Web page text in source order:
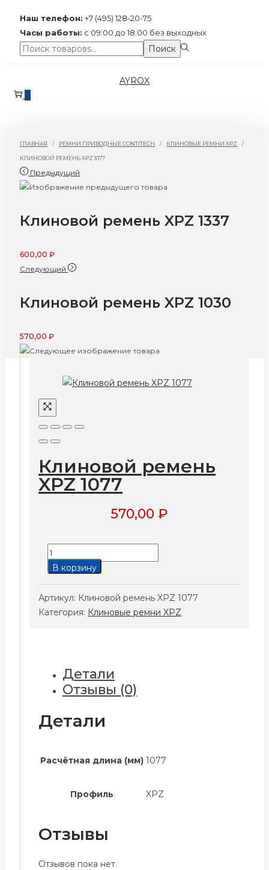
Наш телефон: +7 (495) 128-20-75
Часы работы: с 09:00 до 18:00 без выходных
Поиск:>
Поиск
к
к
AYROX
0
ГЛАВНАЯ / РЕМНИ ПРИВОДНЫЕ CONTITECH / КЛИНОВЫЕ РЕМНИ XPZ /
КЛИНОВОЙ РЕМЕНЬ XPZ 1077
Предыдущий
Клиновой ремень XPZ 1337
600,00 ₽
Следующий
Клиновой ремень XPZ 1030
570,00 ₽
Клиновой ремень
XPZ 1077
570,00 ₽
Количество
товара
ремень
XPZ
В корзину
Артикул: Клиновой ремень XPZ 1077
Категория: Клиновые ремни XPZ
Детали
Отзывы (0)
Детали
Расчётная длина (мм) 1077
Профиль XPZ
Отзывы
Отзывов пока нет.